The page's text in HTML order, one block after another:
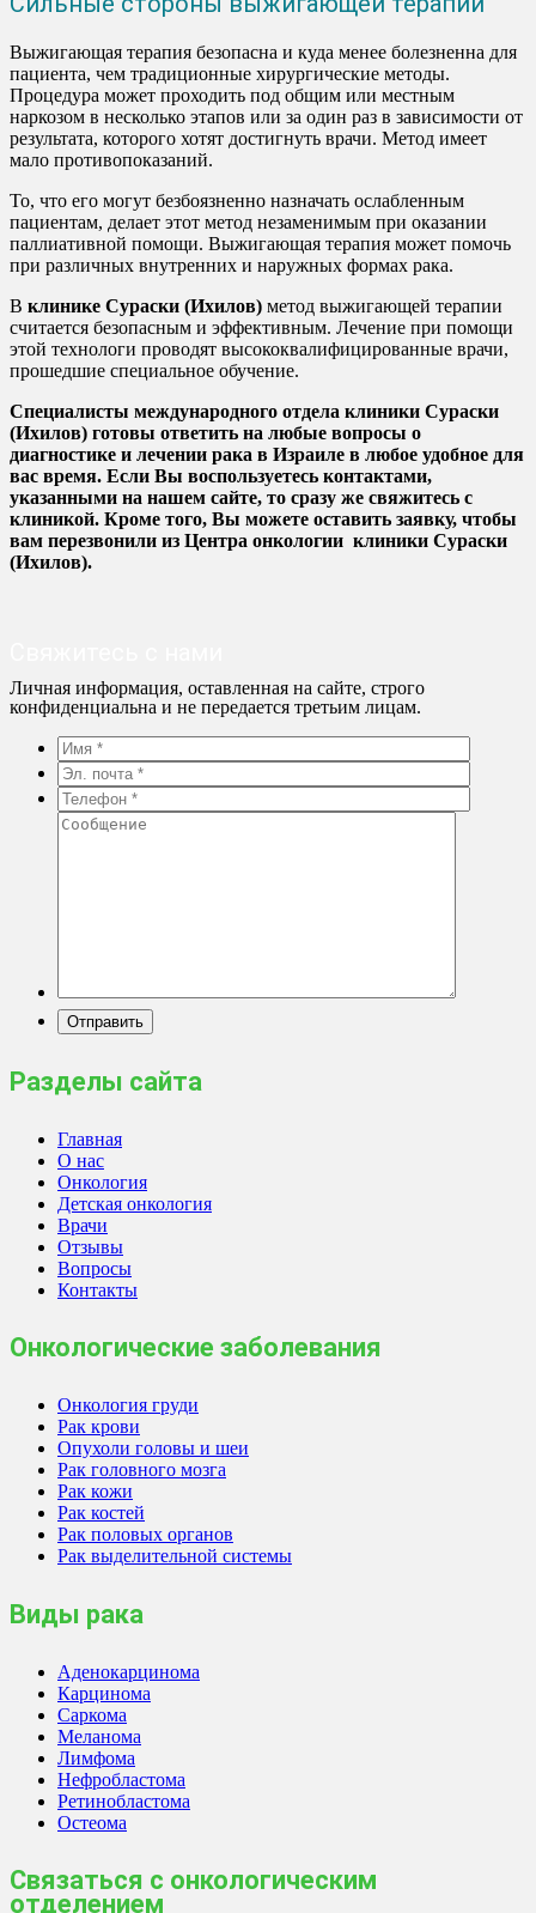
Выжигающая терапия безопасна и куда менее болезненна для
пациента, чем традиционные хирургические методы.
Процедура может проходить под общим или местным
наркозом в несколько этапов или за один раз в зависимости от
результата, которого хотят достигнуть врачи. Метод имеет
мало противопоказаний.
То, что его могут безбоязненно назначать ослабленным
пациентам, делает этот метод незаменимым при оказании
паллиативной помощи. Выжигающая терапия может помочь
при различных внутренних и наружных формах рака.
В клинике Сураски (Ихилов) метод выжигающей терапии
считается безопасным и эффективным. Лечение при помощи
этой технологи проводят высококвалифицированные врачи,
прошедшие специальное обучение.
Специалисты международного отдела клиники Сураски
(Ихилов) готовы ответить на любые вопросы о
диагностике и лечении рака в Израиле в любое удобное для
вас время. Если Вы воспользуетесь контактами,
указанными на нашем сайте, то сразу же свяжитесь с
клиникой. Кроме того, Вы можете оставить заявку, чтобы
вам перезвонили из Центра онкологии клиники Сураски
(Ихилов).
Личная информация, оставленная на сайте, строго
конфиденциальна и не передается третьим лицам.
Разделы сайта
Главная
О нас
Онкология
Детская онкология
Врачи
Отзывы
Вопросы
Контакты
Онкологические заболевания
Онкология груди
Рак крови
Опухоли головы и шеи
Рак головного мозга
Рак кожи
Рак костей
Рак половых органов
Рак выделительной системы
Виды рака
Аденокарцинома
Карцинома
Саркома
Меланома
Лимфома
Нефробластома
Ретинобластома
Остеома
Связаться с онкологическим
отделением